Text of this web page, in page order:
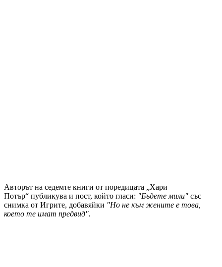
Авторът на седемте книги от поредицата „Хари
Потър“ публикува и пост, който гласи: "Бъдете мили" със
снимка от Игрите, добавяйки "Но не към жените е това,
което те имат предвид".